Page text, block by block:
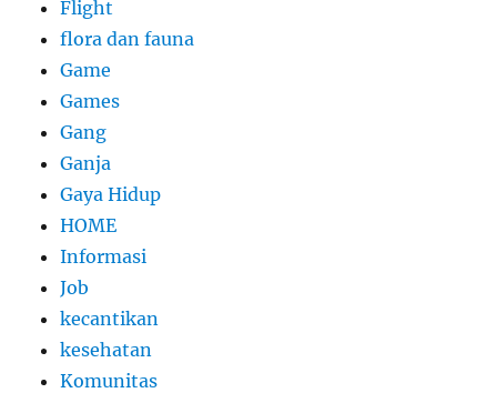
Flight
flora dan fauna
Game
Games
Gang
Ganja
Gaya Hidup
HOME
Informasi
Job
kecantikan
kesehatan
Komunitas